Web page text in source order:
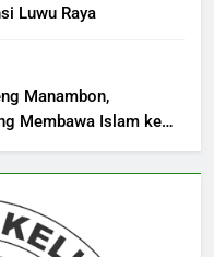
Luwu Raya
Manambon,
Membawa Islam ke